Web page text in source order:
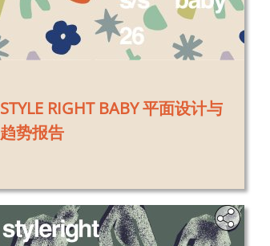
STYLE RIGHT BABY 平面设计与
趋势报告